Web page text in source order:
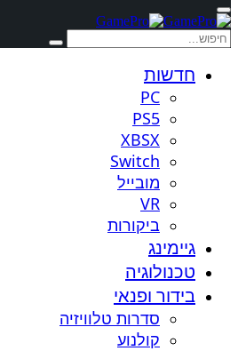
חדשות
PC
PS5
XBSX
Switch
מובייל
VR
ביקורות
גיימינג
טכנולוגיה
בידור ופנאי
סדרות טלוויזיה
קולנוע